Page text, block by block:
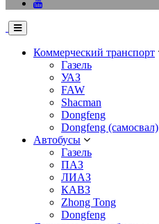
Коммерческий транспорт
Газель
УАЗ
FAW
Shacman
Dongfeng
Dongfeng (самосвал)
Автобусы
Газель
ПАЗ
ЛИАЗ
КАВЗ
Zhong Tong
Dongfeng